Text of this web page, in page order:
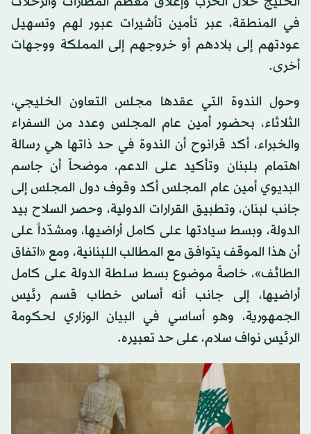
في المنطقة، عبر تأمين تأشيرات عبور لهم وتسهيل
عودتهم إلى بلادهم أو خروجهم إلى المملكة ووجهات
أخرى.
وحول الندوة التي عقدها مجلس التعاون الخليجي،
الثلاثاء، بحضور أمين عام المجلس وعدد من السفراء
والخبراء، أكد قرانوح أن الندوة في حد ذاتها هي رسالة
اهتمام بلبنان وتأكيد على الدعم، موضحاً أن جاسم
البديوي أمين عام المجلس أكد وقوف دول المجلس إلى
جانب لبنان، وتطبيق القرارات الدولية، وحصر السلاح بيد
الدولة، وبسط سيادتها على كامل أراضيها، ومشدّداً على
أن هذا الموقف يتوافق مع المطالب اللبنانية، ومع «اتفاق
الطائف»، خاصةً موضوع بسط سلطة الدولة على كامل
أراضيها، إلى جانب أنه أساس خطاب قسم رئيس
الجمهورية، وهو أساسي في البيان الوزاري لحكومة
الرئيس نواف سلام، على حد تعبيره.